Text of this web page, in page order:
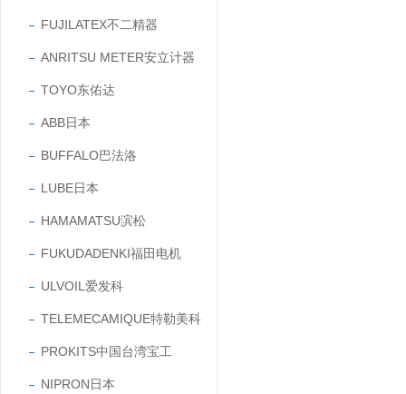
FUJILATEX不二精器
ANRITSU METER安立计器
TOYO东佑达
ABB日本
BUFFALO巴法洛
LUBE日本
HAMAMATSU滨松
FUKUDADENKI福田电机
ULVOIL爱发科
TELEMECAMIQUE特勒美科
PROKITS中国台湾宝工
NIPRON日本